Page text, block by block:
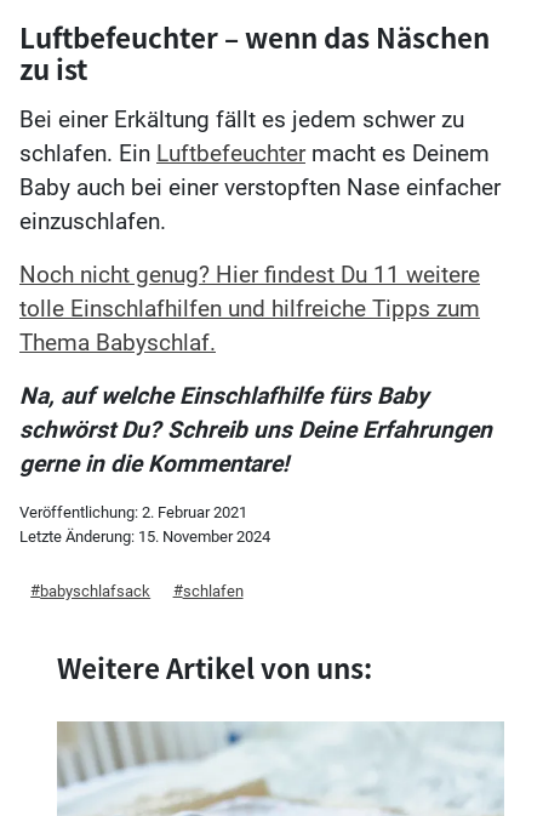
Luftbefeuchter – wenn das Näschen
zu ist
Bei einer Erkältung fällt es jedem schwer zu
schlafen. Ein Luftbefeuchtermacht es Deinem
Baby auch bei einer verstopften Nase einfacher
einzuschlafen.
Noch nicht genug? Hier findest Du 11 weitere
tolle Einschlafhilfen und hilfreiche Tipps zum
Thema Babyschlaf.
Na, auf welche Einschlafhilfe fürs Baby
schwörst Du? Schreib uns Deine Erfahrungen
gerne in die Kommentare!
Veröffentlichung: 2. Februar 2021
Letzte Änderung: 15. November 2024
babyschlafsack schlafen
Weitere Artikel von uns: